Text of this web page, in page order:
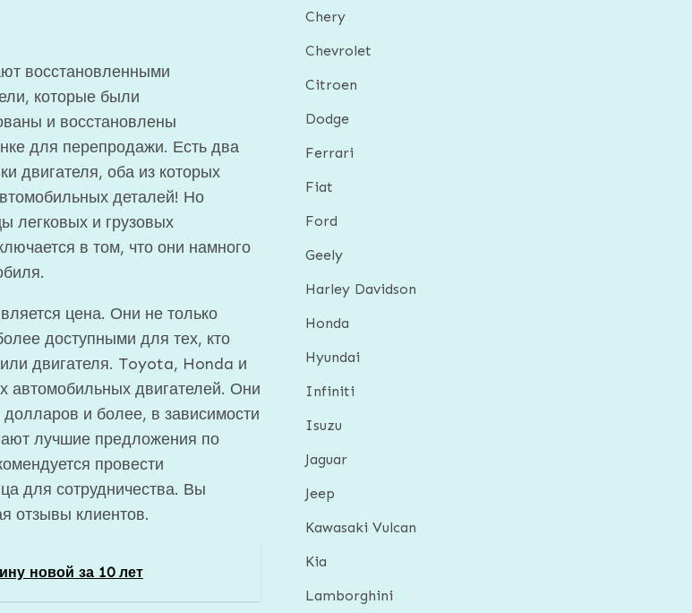
восстановленными
которые были
и восстановлены
для перепродажи. Есть два
двигателя, оба из которых
деталей! Но
легковых и грузовых
в том, что они намного
цена. Они не только
доступными для тех, кто
двигателя. Toyota, Honda и
двигателей. Они
долларов и более, в зависимости
лучшие предложения по
провести
для сотрудничества. Вы
отзывы клиентов.
новой за 10 лет
Chery
Chevrolet
Citroen
Dodge
Ferrari
Fiat
Ford
Geely
Harley Davidson
Honda
Hyundai
Infiniti
Isuzu
Jaguar
Jeep
Kawasaki Vulcan
Kia
Lamborghini